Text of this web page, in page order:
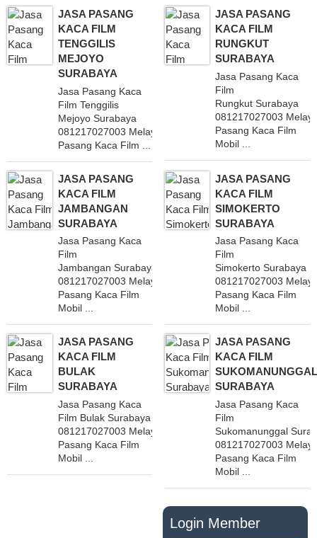
JASA PASANG
KACA FILM
TENGGILIS
MEJOYO
SURABAYA
Jasa Pasang Kaca
Film Tenggilis
Mejoyo Surabaya
081217027003 Melayani
Pasang Kaca Film ...
JASA PASANG
KACA FILM
RUNGKUT
SURABAYA
Jasa Pasang Kaca
Film
Rungkut Surabaya
081217027003
Pasang Kaca Film
Mobil ...
JASA PASANG
KACA FILM
JAMBANGAN
SURABAYA
Jasa Pasang Kaca
Film
Jambangan Surabaya
081217027003 Melayani
Pasang Kaca Film
Mobil ...
JASA PASANG
KACA FILM
SIMOKERTO
SURABAYA
Jasa Pasang Kaca
Film
Simokerto Surabaya
081217027003
Pasang Kaca Film
Mobil ...
JASA PASANG
KACA FILM
BULAK
SURABAYA
Jasa Pasang Kaca
Film Bulak Surabaya
081217027003 Melayani
Pasang Kaca Film
Mobil ...
JASA PASANG
KACA FILM
SURABAYA
Jasa Pasang Kaca
Film
Sukomanunggal
081217027003
Pasang Kaca Film
Mobil ...
Login Member